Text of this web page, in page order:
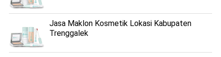
Jasa Maklon Kosmetik Lokasi Kabupaten
Trenggalek